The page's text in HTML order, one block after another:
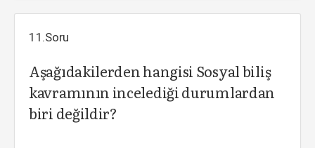
11.Soru
Aşağıdakilerden hangisi Sosyal biliş
kavramının incelediği durumlardan
biri değildir?